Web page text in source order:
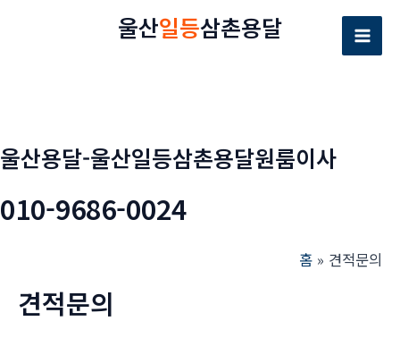
뛰
울산일등삼촌용달
Main
울산용달-울산일등삼촌용달원룸이사
010-9686-0024
홈 견적문의
견적문의